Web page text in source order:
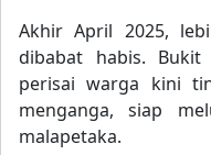
Akhir April 2025,
dibabat habis.
perisai warga kini
menganga, siap
malapetaka.